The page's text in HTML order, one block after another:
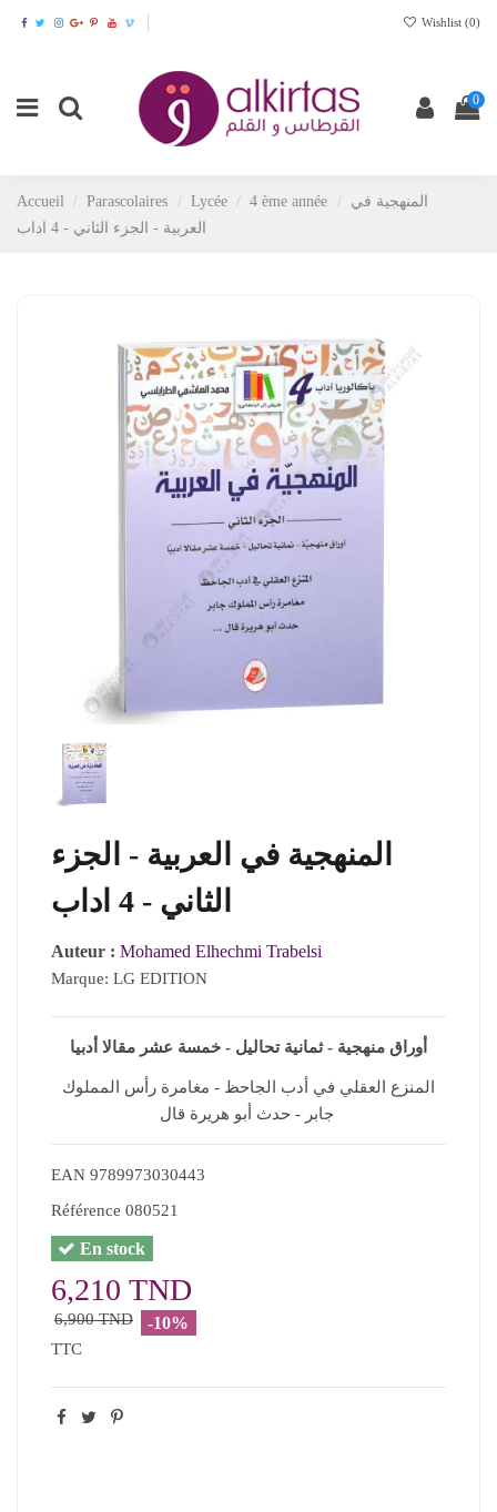
Wishlist (0)
0
Accueil Parascolaires Lycée 4 ème année
المنهجية في
العربية - الجزء الثاني - 4 اداب
المنهجية في العربية - الجزء
الثاني - 4 اداب
Auteur : Mohamed Elhechmi Trabelsi
Marque: LG EDITION
أوراق منهجية - ثمانية تحاليل - خمسة عشر مقالا أدبيا
المنزع العقلي في أدب الجاحظ - مغامرة رأس المملوك
EAN 9789973030443
Référence 080521
En stock
6,210 TND
6,900 TND -10%
TTC